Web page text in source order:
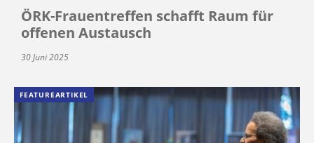
ÖRK-Frauentreffen schafft Raum für
offenen Austausch
30 Juni 2025
FEATUREARTIKEL